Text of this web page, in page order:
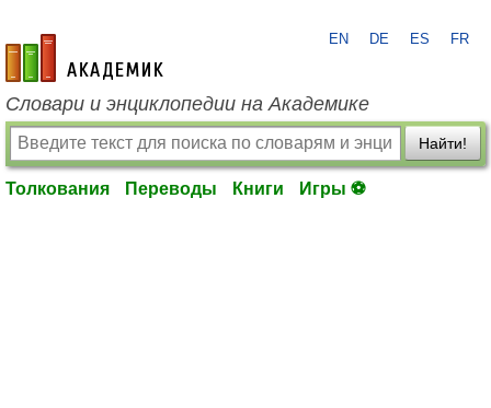
academic.ru
EN DE ES FR
Словари и энциклопедии на Академике
Найти!
Толкования Переводы Книги Игры ⚽